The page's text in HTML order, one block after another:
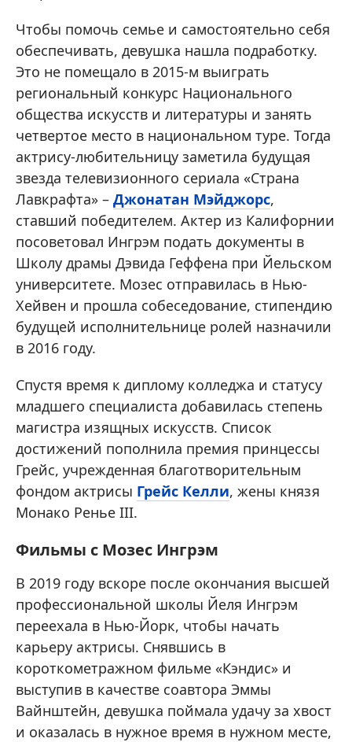
Чтобы помочь семье и самостоятельно себя
обеспечивать, девушка нашла подработку.
Это не помещало в 2015-м выиграть
региональный конкурс Национального
общества искусств и литературы и занять
четвертое место в национальном туре. Тогда
актрису-любительницу заметила будущая
звезда телевизионного сериала «Страна
Лавкрафта» – Джонатан Мэйджорс,
ставший победителем. Актер из Калифорнии
посоветовал Ингрэм подать документы в
Школу драмы Дэвида Геффена при Йельском
университете. Мозес отправилась в Нью-
Хейвен и прошла собеседование, стипендию
будущей исполнительнице ролей назначили
в 2016 году.
Спустя время к диплому колледжа и статусу
младшего специалиста добавилась степень
магистра изящных искусств. Список
достижений пополнила премия принцессы
Грейс, учрежденная благотворительным
фондом актрисы Грейс Келли, жены князя
Монако Ренье III.
Фильмы с Мозес Ингрэм
В 2019 году вскоре после окончания высшей
профессиональной школы Йеля Ингрэм
переехала в Нью-Йорк, чтобы начать
карьеру актрисы. Снявшись в
короткометражном фильме «Кэндис» и
выступив в качестве соавтора Эммы
Вайнштейн, девушка поймала удачу за хвост
и оказалась в нужное время в нужном месте,